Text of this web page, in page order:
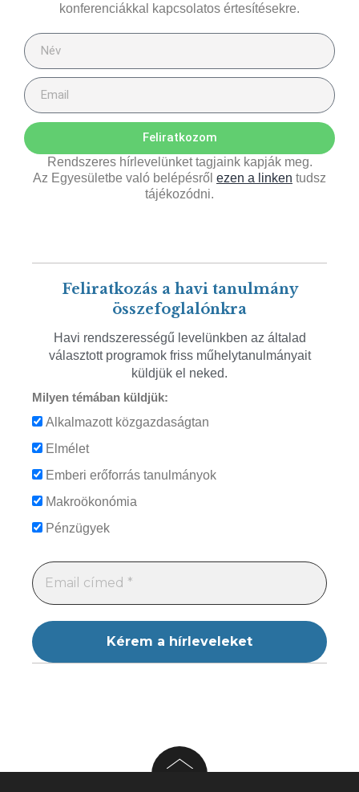
konferenciákkal kapcsolatos értesítésekre.
Feliratkozom
Rendszeres hírlevelünket tagjaink kapják meg.
Az Egyesületbe való belépésről ezen a linken tudsz
tájékozódni.
Feliratkozás a havi tanulmány
összefoglalónkra
Havi rendszerességű levelünkben az általad
választott programok friss műhelytanulmányait
küldjük el neked.
Milyen témában küldjük:
Alkalmazott közgazdaságtan
Elmélet
Emberi erőforrás tanulmányok
Makroökonómia
Pénzügyek